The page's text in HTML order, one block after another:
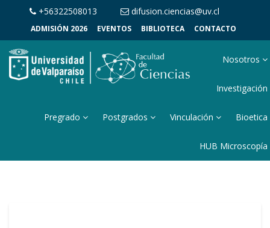
+56322508013 difusion.ciencias@uv.cl
ADMISIÓN 2026 EVENTOS BIBLIOTECA CONTACTO
Nosotros
Investigación
Pregrado Postgrados Vinculación Bioetica
HUB Microscopía